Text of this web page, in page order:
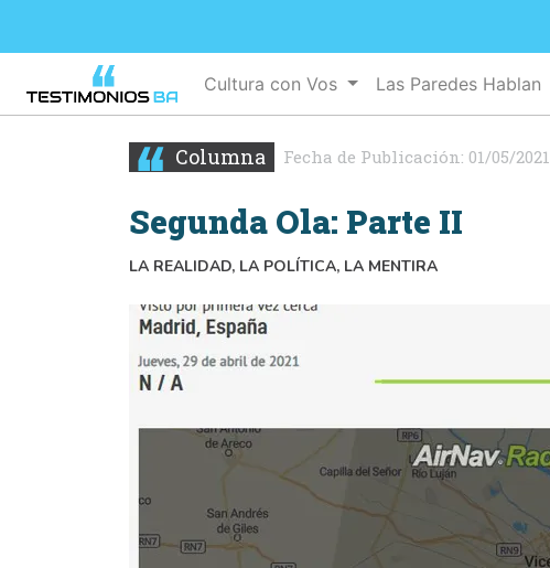
Cultura con Vos Las Paredes Hablan
Columna Fecha de Publicación: 01/05/2021
Segunda Ola: Parte II
LA REALIDAD, LA POLÍTICA, LA MENTIRA